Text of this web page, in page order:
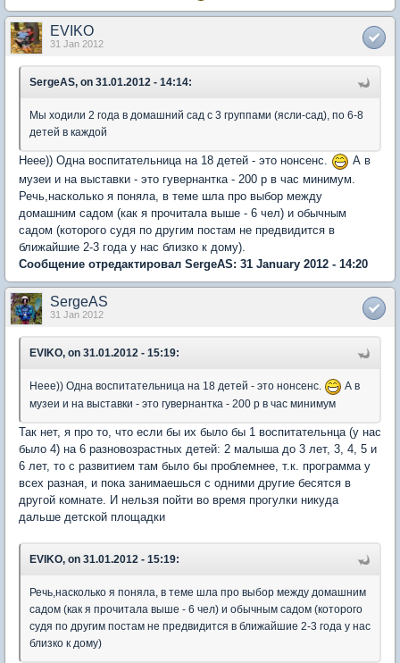
EVIKO
31 Jan 2012
SergeAS, on 31.01.2012 - 14:14:
Мы ходили 2 года в домашний сад с 3 группами (ясли-сад), по 6-8
детей в каждой
Неее)) Одна воспитательница на 18 детей - это нонсенс.
А в
музеи и на выставки - это гувернантка - 200 р в час минимум.
Речь,насколько я поняла, в теме шла про выбор между
домашним садом (как я прочитала выше - 6 чел) и обычным
садом (которого судя по другим постам не предвидится в
ближайшие 2-3 года у нас близко к дому).
Сообщение отредактировал SergeAS: 31 January 2012 - 14:20
SergeAS
31 Jan 2012
EVIKO, on 31.01.2012 - 15:19:
Неее)) Одна воспитательница на 18 детей - это нонсенс.
А в
музеи и на выставки - это гувернантка - 200 р в час минимум
Так нет, я про то, что если бы их было бы 1 воспитательнца (у нас
было 4) на 6 разновозрастных детей: 2 малыша до 3 лет, 3, 4, 5 и
6 лет, то с развитием там было бы проблемнее, т.к. программа у
всех разная, и пока занимаешься с одними другие бесятся в
другой комнате. И нельзя пойти во время прогулки никуда
дальше детской площадки
EVIKO, on 31.01.2012 - 15:19:
Речь,насколько я поняла, в теме шла про выбор между домашним
садом (как я прочитала выше - 6 чел) и обычным садом (которого
судя по другим постам не предвидится в ближайшие 2-3 года у нас
близко к дому)